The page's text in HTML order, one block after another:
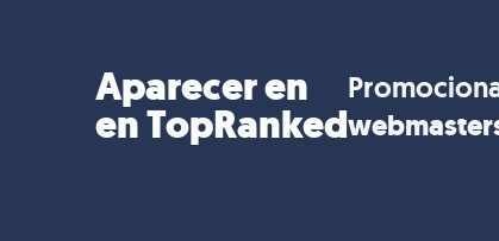
Aparecer en
en TopRanked